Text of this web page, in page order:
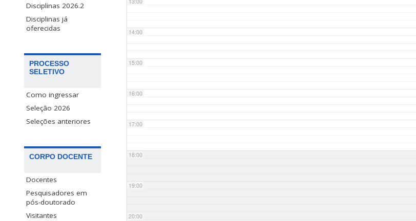
Disciplinas 2026.2
Disciplinas já
oferecidas
PROCESSO
SELETIVO
Como ingressar
Seleção 2026
Seleções anteriores
CORPO DOCENTE
Docentes
Pesquisadores em
pós-doutorado
Visitantes
14:00
15:00
16:00
17:00
18:00
19:00
20:00